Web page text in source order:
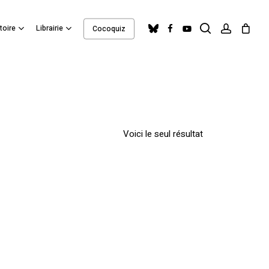
Librairie Cocoquiz blueskyfacebookyoutube searchaccount
Close
Cart
Voici le seul résultat